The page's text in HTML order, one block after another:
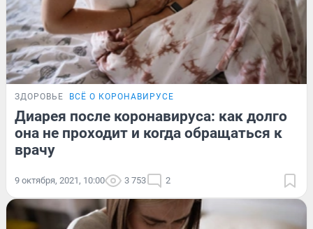
ЗДОРОВЬЕ ВСЁ О КОРОНАВИРУСЕ
Диарея после коронавируса: как долго
она не проходит и когда обращаться к
врачу
9 октября, 2021, 10:00 3 753 2